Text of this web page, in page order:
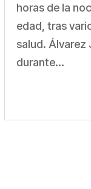
horas de la
edad, tras
salud. Álvarez
durante...